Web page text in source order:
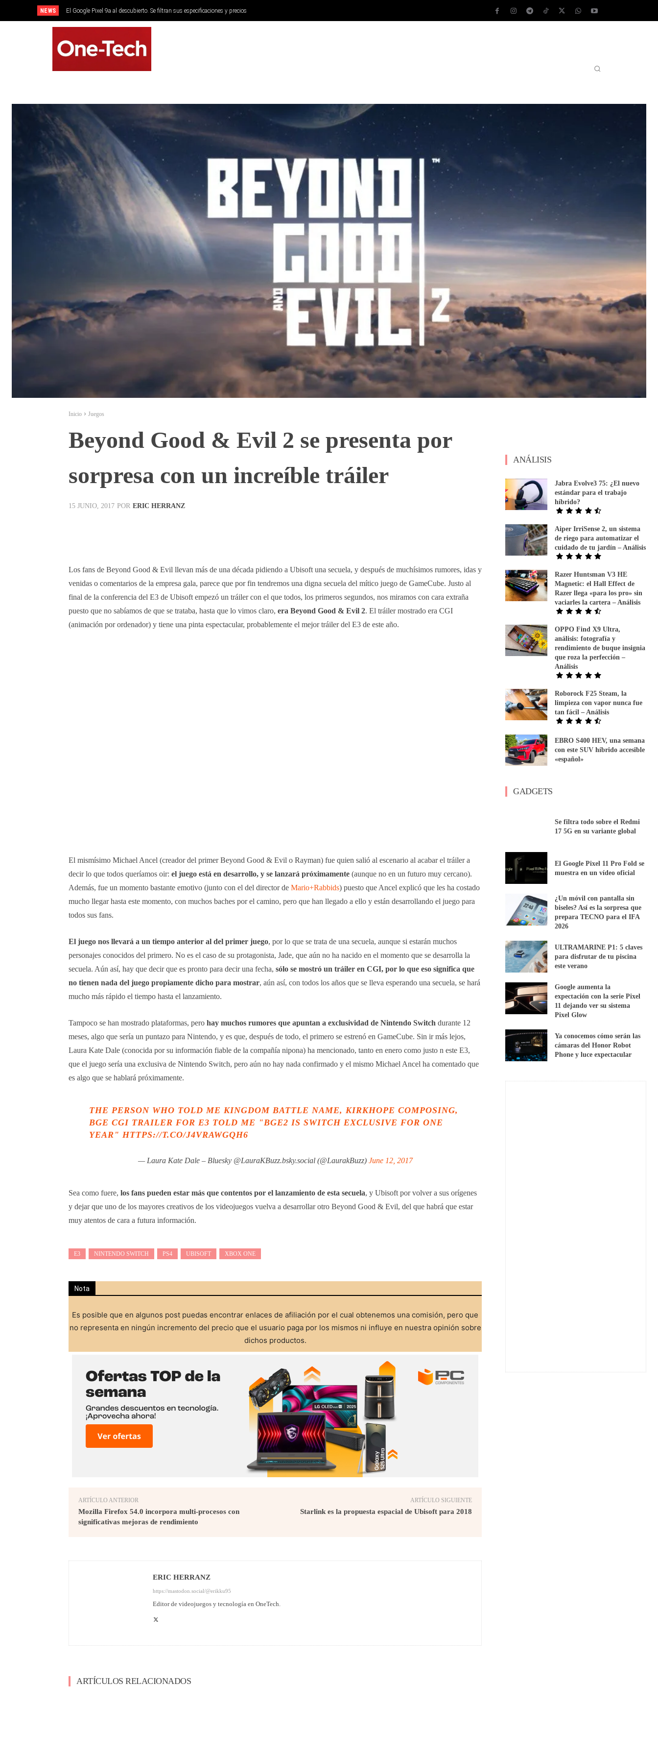
NEWS El Google Pixel 9a al descubierto. Se filtran sus especificaciones y precios
Inicio Juegos
Beyond Good & Evil 2 se presenta por
sorpresa con un increíble tráiler
15 JUNIO, 2017 POR ERIC HERRANZ
Los fans de Beyond Good & Evil llevan más de una década pidiendo a Ubisoft una secuela, y después de muchísimos rumores, idas y
venidas o comentarios de la empresa gala, parece que por fin tendremos una digna secuela del mítico juego de GameCube. Justo al
final de la conferencia del E3 de Ubisoft empezó un tráiler con el que todos, los primeros segundos, nos miramos con cara extraña
puesto que no sabíamos de que se trataba, hasta que lo vimos claro, era Beyond Good & Evil 2. El tráiler mostrado era CGI
(animación por ordenador) y tiene una pinta espectacular, probablemente el mejor tráiler del E3 de este año.
El mismísimo Michael Ancel (creador del primer Beyond Good & Evil o Rayman) fue quien salió al escenario al acabar el tráiler a
decir lo que todos queríamos oir: el juego está en desarrollo, y se lanzará próximamente (aunque no en un futuro muy cercano).
Además, fue un momento bastante emotivo (junto con el del director de Mario+Rabbids) puesto que Ancel explicó que les ha costado
mucho llegar hasta este momento, con muchos baches por el camino, pero que han llegado a ello y están desarrollando el juego para
todos sus fans.
El juego nos llevará a un tiempo anterior al del primer juego, por lo que se trata de una secuela, aunque si estarán muchos
personajes conocidos del primero. No es el caso de su protagonista, Jade, que aún no ha nacido en el momento que se desarrolla la
secuela. Aún así, hay que decir que es pronto para decir una fecha, sólo se mostró un tráiler en CGI, por lo que eso significa que
no tienen nada del juego propiamente dicho para mostrar, aún así, con todos los años que se lleva esperando una secuela, se hará
mucho más rápido el tiempo hasta el lanzamiento.
Tampoco se han mostrado plataformas, pero hay muchos rumores que apuntan a exclusividad de Nintendo Switch durante 12
meses, algo que sería un puntazo para Nintendo, y es que, después de todo, el primero se estrenó en GameCube. Sin ir más lejos,
Laura Kate Dale (conocida por su información fiable de la compañía nipona) ha mencionado, tanto en enero como justo n este E3,
que el juego sería una exclusiva de Nintendo Switch, pero aún no hay nada confirmado y el mismo Michael Ancel ha comentado que
es algo que se hablará próximamente.
THE PERSON WHO TOLD ME KINGDOM BATTLE NAME, KIRKHOPE COMPOSING,
BGE CGI TRAILER FOR E3 TOLD ME "BGE2 IS SWITCH EXCLUSIVE FOR ONE
YEAR" HTTPS://T.CO/J4VRAWGQH6
— Laura Kate Dale – Bluesky @LauraKBuzz.bsky.social (@LaurakBuzz) June 12, 2017
Sea como fuere, los fans pueden estar más que contentos por el lanzamiento de esta secuela, y Ubisoft por volver a sus orígenes
y dejar que uno de los mayores creativos de los videojuegos vuelva a desarrollar otro Beyond Good & Evil, del que habrá que estar
muy atentos de cara a futura información.
E3 NINTENDO SWITCH PS4 UBISOFT XBOX ONE
Nota
Es posible que en algunos post puedas encontrar enlaces de afiliación por el cual obtenemos una comisión, pero que
no representa en ningún incremento del precio que el usuario paga por los mismos ni influye en nuestra opinión sobre
dichos productos.
ARTÍCULO ANTERIOR
Mozilla Firefox 54.0 incorpora multi-procesos con
significativas mejoras de rendimiento
ARTÍCULO SIGUIENTE
Starlink es la propuesta espacial de Ubisoft para 2018
ERIC HERRANZ
https://mastodon.social/@erikku95
Editor de videojuegos y tecnología en OneTech.
ARTÍCULOS RELACIONADOS
ANÁLISIS
Jabra Evolve3 75: ¿El nuevo
estándar para el trabajo
híbrido?
Aiper IrriSense 2, un sistema
de riego para automatizar el
cuidado de tu jardín – Análisis
Razer Huntsman V3 HE
Magnetic: el Hall Effect de
Razer llega «para los pro» sin
vaciarles la cartera – Análisis
OPPO Find X9 Ultra,
análisis: fotografía y
rendimiento de buque insignia
que roza la perfección –
Análisis
Roborock F25 Steam, la
limpieza con vapor nunca fue
tan fácil – Análisis
EBRO S400 HEV, una semana
con este SUV híbrido accesible
«español»
GADGETS
Se filtra todo sobre el Redmi
17 5G en su variante global
El Google Pixel 11 Pro Fold se
muestra en un vídeo oficial
¿Un móvil con pantalla sin
biseles? Así es la sorpresa que
prepara TECNO para el IFA
2026
ULTRAMARINE P1: 5 claves
para disfrutar de tu piscina
este verano
Google aumenta la
expectación con la serie Pixel
11 dejando ver su sistema
Pixel Glow
Ya conocemos cómo serán las
cámaras del Honor Robot
Phone y luce expectacular